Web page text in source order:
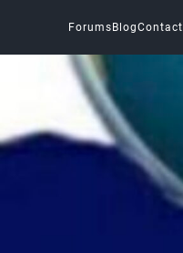
Forums BlogContact